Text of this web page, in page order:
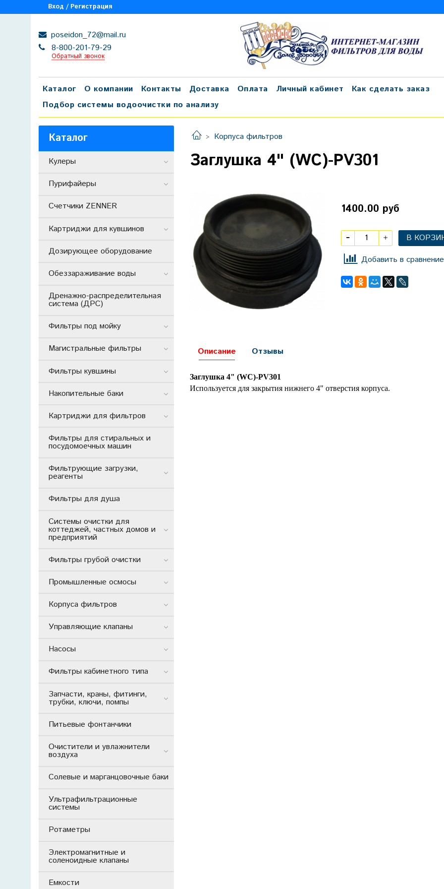
Вход / Регистрация
poseidon_72@mail.ru
8-800-201-79-29
Обратный звонок
Каталог О компании Контакты Доставка Оплата Личный кабинет
Как сделать заказ
Подбор системы водоочистки по анализу
Корпуса фильтров
Заглушка 4" (WC)-PV301
1400.00 руб
В
Добавить в сравнение
Описание
Заглушка 4" (WC)-PV301
Используется для закрытия нижнего 4" отверстия корпуса.
Отзывы
Каталог
Кулеры
Пурифайеры
Счетчики ZENNER
Картриджи для кувшинов
Дозирующее оборудование
Обеззараживание воды
Дренажно-распределительная
система (ДРС)
Фильтры под мойку
Магистральные фильтры
Фильтры кувшины
Накопительные баки
Картриджи для фильтров
Фильтры для стиральных и
посудомоечных машин
Фильтрующие загрузки,
реагенты
Фильтры для душа
Системы очистки для
коттеджей, частных домов и
предприятий
Фильтры грубой очистки
Промышленные осмосы
Корпуса фильтров
Управляющие клапаны
Насосы
Фильтры кабинетного типа
Запчасти, краны, фитинги,
трубки, ключи, помпы
Питьевые фонтанчики
Очистители и увлажнители
воздуха
Солевые и марганцовочные баки
Ультрафильтрационные
системы
Ротаметры
Электромагнитные и
соленоидные клапаны
Емкости